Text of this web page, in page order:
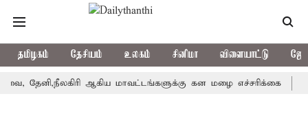
தமிழகம் தேசியம் உலகம் சினிமா விளையாட்டு
ஆகிய மாவட்டங்களுக்கு கன மழை எச்சரிக்கை